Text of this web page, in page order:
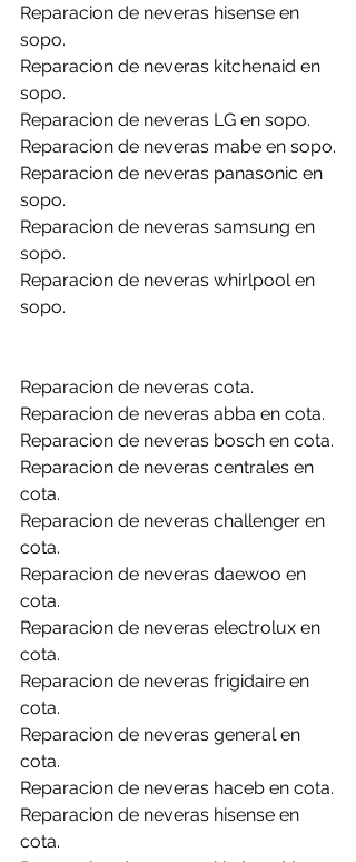
Reparacion de neveras hisense en
sopo.
Reparacion de neveras kitchenaid en
sopo.
Reparacion de neveras LG en sopo.
Reparacion de neveras mabe en sopo.
Reparacion de neveras panasonic en
sopo.
Reparacion de neveras samsung en
sopo.
Reparacion de neveras whirlpool en
sopo.
Reparacion de neveras cota.
Reparacion de neveras abba en cota.
Reparacion de neveras bosch en cota.
Reparacion de neveras centrales en
cota.
Reparacion de neveras challenger en
cota.
Reparacion de neveras daewoo en
cota.
Reparacion de neveras electrolux en
cota.
Reparacion de neveras frigidaire en
cota.
Reparacion de neveras general en
cota.
Reparacion de neveras haceb en cota.
Reparacion de neveras hisense en
cota.